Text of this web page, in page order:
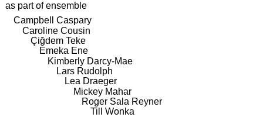
as part of ensemble
Campbell Caspary
Caroline Cousin
Çiğdem Teke
Emeka Ene
Kimberly Darcy-Mae
Lars Rudolph
Lea Draeger
Mickey Mahar
Roger Sala Reyner
Till Wonka